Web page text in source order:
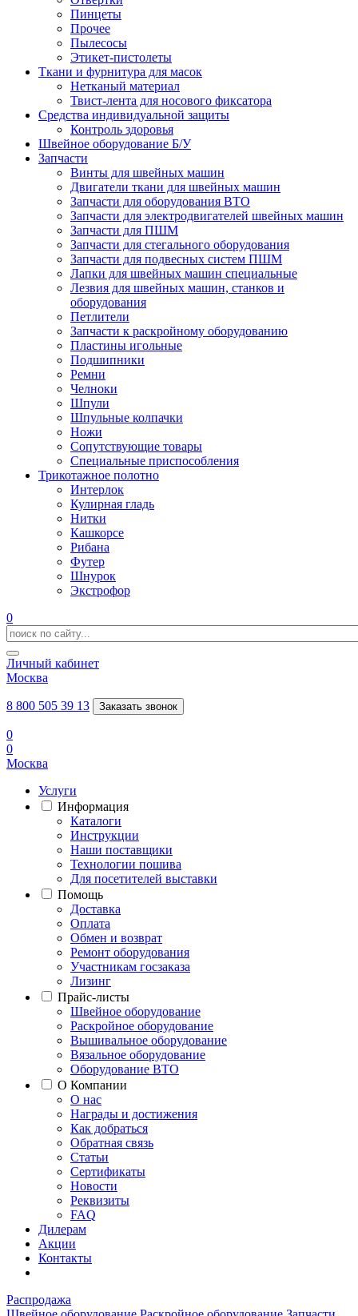
Пинцеты
Прочее
Пылесосы
Этикет-пистолеты
Ткани и фурнитура для масок
Нетканый материал
Твист-лента для носового фиксатора
Средства индивидуальной защиты
Контроль здоровья
Швейное оборудование Б/У
Запчасти
Винты для швейных машин
Двигатели ткани для швейных машин
Запчасти для оборудования ВТО
Запчасти для электродвигателей швейных машин
Запчасти для ПШМ
Запчасти для стегального оборудования
Запчасти для подвесных систем ПШМ
Лапки для швейных машин специальные
Лезвия для швейных машин, станков и
оборудования
Петлители
Запчасти к раскройному оборудованию
Пластины игольные
Подшипники
Ремни
Челноки
Шпули
Шпульные колпачки
Ножи
Сопутствующие товары
Специальные приспособления
Трикотажное полотно
Интерлок
Кулирная гладь
Нитки
Кашкорсе
Рибана
Футер
Шнурок
Экстрофор
0
Личный кабинет
Москва
8 800 505 39 13 Заказать звонок
0
0
Москва
Услуги
Информация
Каталоги
Инструкции
Наши поставщики
Технологии пошива
Для посетителей выставки
Помощь
Доставка
Оплата
Обмен и возврат
Ремонт оборудования
Участникам госзаказа
Лизинг
Прайс-листы
Швейное оборудование
Раскройное оборудование
Вышивальное оборудование
Вязальное оборудование
Оборудование ВТО
О Компании
О нас
Награды и достижения
Как добраться
Обратная связь
Статьи
Сертификаты
Новости
Реквизиты
FAQ
Дилерам
Акции
Контакты
Распродажа